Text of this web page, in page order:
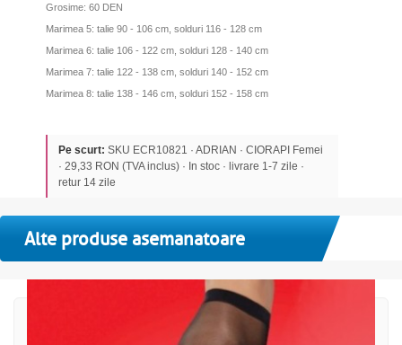
Grosime: 60 DEN
Marimea 5: talie 90 - 106 cm, solduri 116 - 128 cm
Marimea 6: talie 106 - 122 cm, solduri 128 - 140 cm
Marimea 7: talie 122 - 138 cm, solduri 140 - 152 cm
Marimea 8: talie 138 - 146 cm, solduri 152 - 158 cm
Pe scurt: SKU ECR10821 · ADRIAN · CIORAPI Femei
· 29,33 RON (TVA inclus) · In stoc · livrare 1-7 zile ·
retur 14 zile
Alte produse asemanatoare